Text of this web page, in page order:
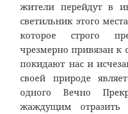
жители перейдут в
светильник этого
которое строго
чрезмерно привязан
покидают нас и
своей природе
одного Вечно
жаждущим